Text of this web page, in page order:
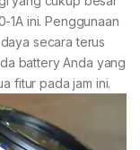
1A ini. Penggunaan
secara terus
battery Anda yang
fitur pada jam ini.